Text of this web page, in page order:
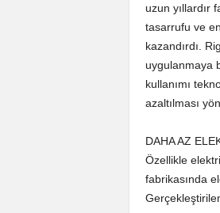
uzun yıllardır
tasarrufu ve
kazandırdı.
uygulanmaya
kullanımı
azaltılması
DAHA AZ
Özellikle
fabrikasında